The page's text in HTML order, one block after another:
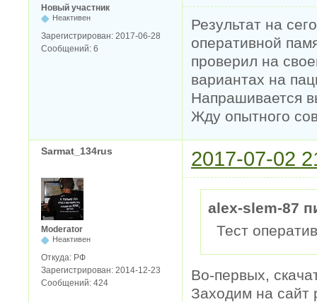
Новый участник
Неактивен
Зарегистрирован: 2017-06-28
Сообщений: 6
Результат на
оперативной
проверил на
вариантах на
Напрашивается
Жду опытного
Sarmat_134rus 2017-07-02
Moderator
Неактивен
Откуда: РФ
Зарегистрирован: 2014-12-23
Сообщений: 424
alex-slem-87
Тест
Во-первых,
Заходим на сайт